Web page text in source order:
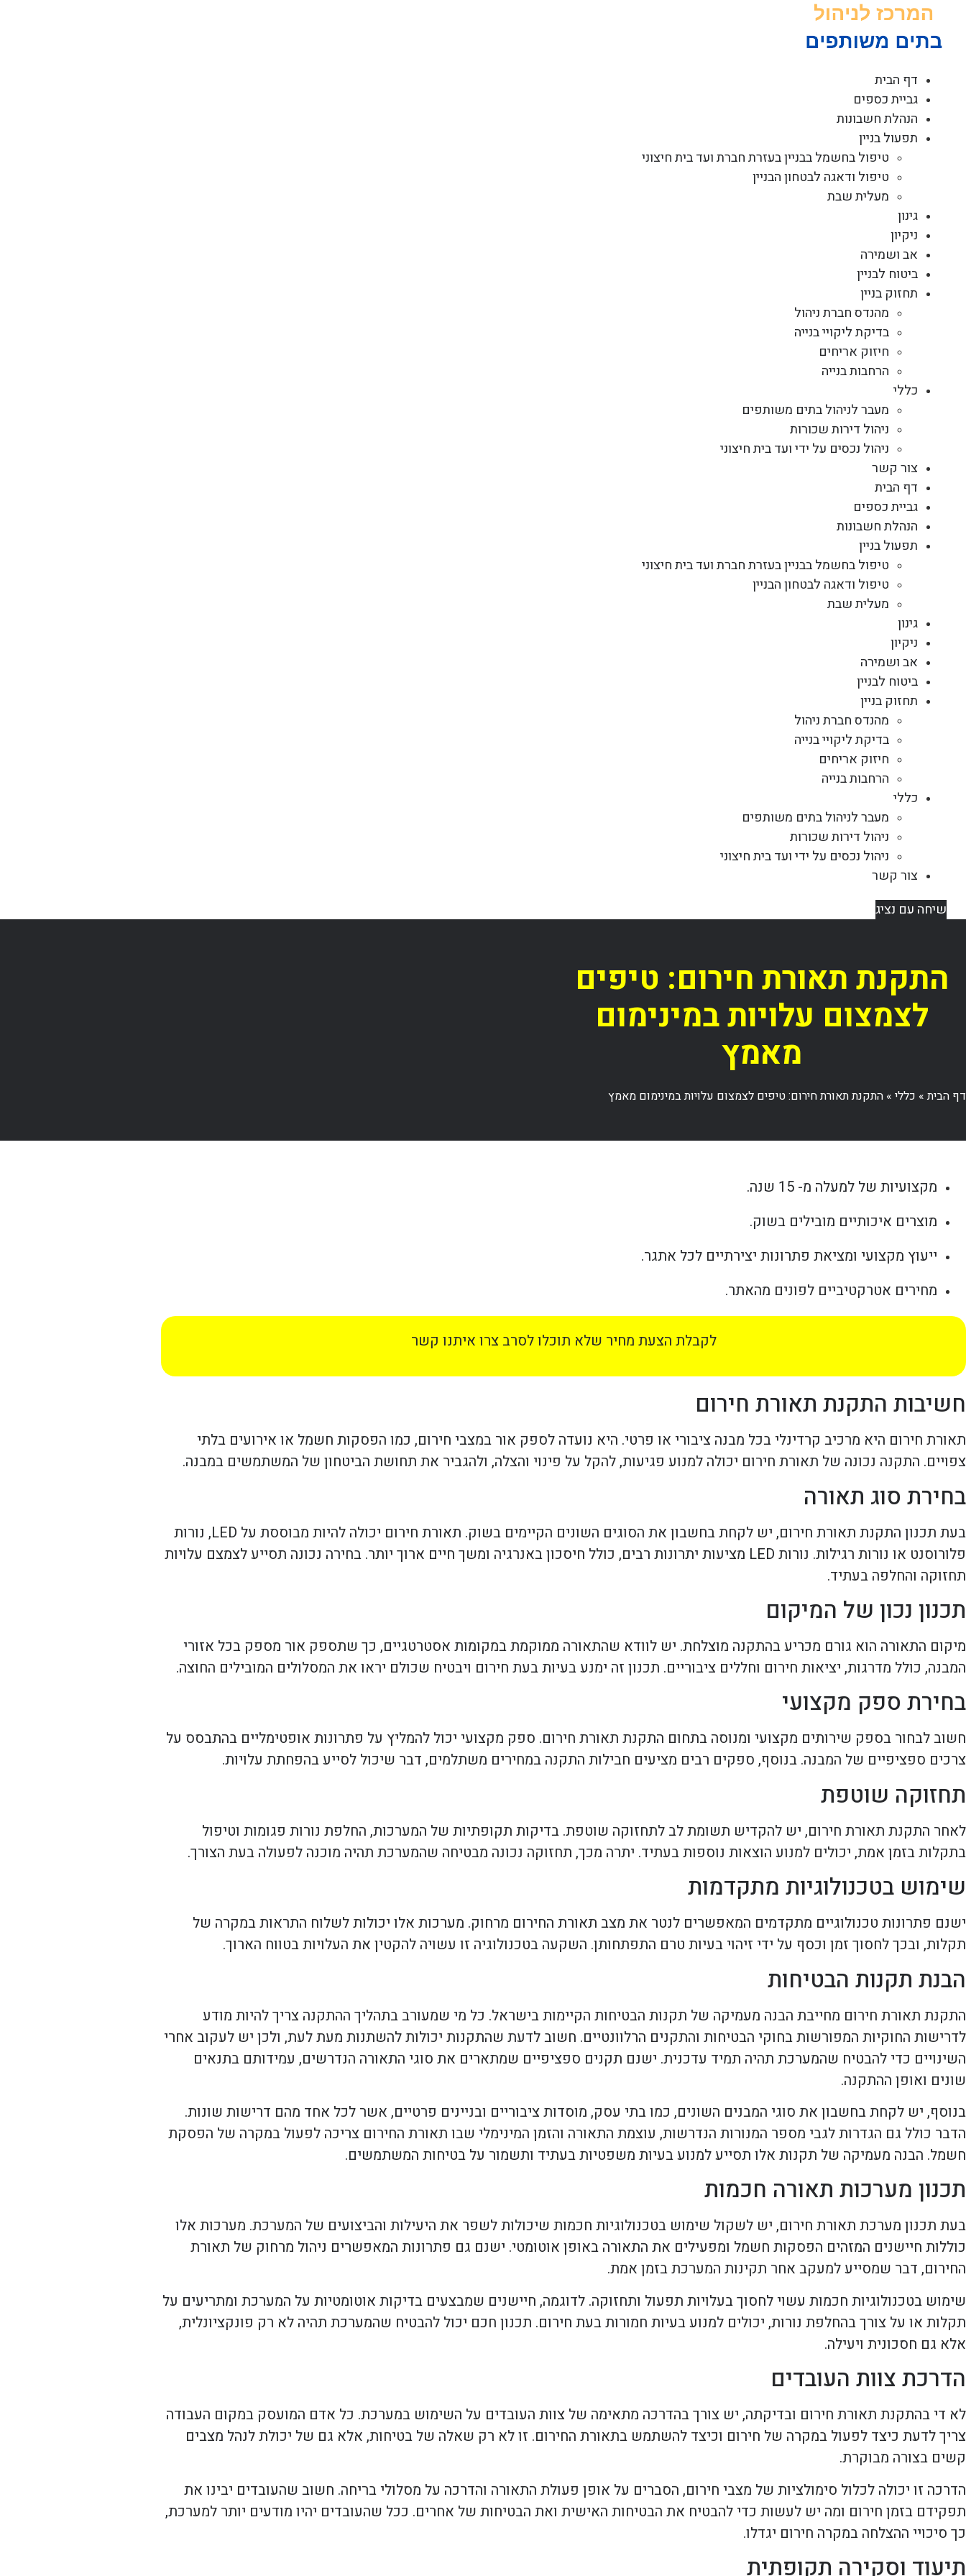
דף הבית
גביית כספים
הנהלת חשבונות
תפעול בניין
טיפול בחשמל בבניין בעזרת חברת ועד בית חיצוני
טיפול ודאגה לבטחון הבניין
מעלית שבת
גינון
ניקיון
אב ושמירה
ביטוח לבניין
תחזוק בניין
מהנדס חברת ניהול
בדיקת ליקויי בנייה
חיזוק אריחים
הרחבות בנייה
כללי
מעבר לניהול בתים משותפים
ניהול דירות שכורות
ניהול נכסים על ידי ועד בית חיצוני
צור קשר
דף הבית
גביית כספים
הנהלת חשבונות
תפעול בניין
טיפול בחשמל בבניין בעזרת חברת ועד בית חיצוני
טיפול ודאגה לבטחון הבניין
מעלית שבת
גינון
ניקיון
אב ושמירה
ביטוח לבניין
תחזוק בניין
מהנדס חברת ניהול
בדיקת ליקויי בנייה
חיזוק אריחים
הרחבות בנייה
כללי
מעבר לניהול בתים משותפים
ניהול דירות שכורות
ניהול נכסים על ידי ועד בית חיצוני
צור קשר
שיחה עם נציג
התקנת תאורת חירום: טיפים
לצמצום עלויות במינימום
מאמץ
דף הבית» כללי » התקנת תאורת חירום: טיפים לצמצום עלויות במינימום מאמץ
מקצועיות של למעלה מ- 15 שנה.
מוצרים איכותיים מובילים בשוק.
ייעוץ מקצועי ומציאת פתרונות יצירתיים לכל אתגר.
מחירים אטרקטיביים לפונים מהאתר.
לקבלת הצעת מחיר שלא תוכלו לסרב צרו איתנו קשר
חשיבות התקנת תאורת חירום
תאורת חירום היא מרכיב קרדינלי בכל מבנה ציבורי או פרטי. היא נועדה לספק אור במצבי חירום, כמו הפסקות חשמל או אירועים בלתי
צפויים. התקנה נכונה של תאורת חירום יכולה למנוע פגיעות, להקל על פינוי והצלה, ולהגביר את תחושת הביטחון של המשתמשים במבנה.
בחירת סוג תאורה
בעת תכנון התקנת תאורת חירום, יש לקחת בחשבון את הסוגים השונים הקיימים בשוק. תאורת חירום יכולה להיות מבוססת על LED, נורות
פלורוסנט או נורות רגילות. נורות LED מציעות יתרונות רבים, כולל חיסכון באנרגיה ומשך חיים ארוך יותר. בחירה נכונה תסייע לצמצם עלויות
תחזוקה והחלפה בעתיד.
תכנון נכון של המיקום
מיקום התאורה הוא גורם מכריע בהתקנה מוצלחת. יש לוודא שהתאורה ממוקמת במקומות אסטרטגיים, כך שתספק אור מספק בכל אזורי
המבנה, כולל מדרגות, יציאות חירום וחללים ציבוריים. תכנון זה ימנע בעיות בעת חירום ויבטיח שכולם יראו את המסלולים המובילים החוצה.
בחירת ספק מקצועי
חשוב לבחור בספק שירותים מקצועי ומנוסה בתחום התקנת תאורת חירום. ספק מקצועי יכול להמליץ על פתרונות אופטימליים בהתבסס על
צרכים ספציפיים של המבנה. בנוסף, ספקים רבים מציעים חבילות התקנה במחירים משתלמים, דבר שיכול לסייע בהפחתת עלויות.
תחזוקה שוטפת
לאחר התקנת תאורת חירום, יש להקדיש תשומת לב לתחזוקה שוטפת. בדיקות תקופתיות של המערכות, החלפת נורות פגומות וטיפול
בתקלות בזמן אמת, יכולים למנוע הוצאות נוספות בעתיד. יתרה מכך, תחזוקה נכונה מבטיחה שהמערכת תהיה מוכנה לפעולה בעת הצורך.
שימוש בטכנולוגיות מתקדמות
ישנם פתרונות טכנולוגיים מתקדמים המאפשרים לנטר את מצב תאורת החירום מרחוק. מערכות אלו יכולות לשלוח התראות במקרה של
תקלות, ובכך לחסוך זמן וכסף על ידי זיהוי בעיות טרם התפתחותן. השקעה בטכנולוגיה זו עשויה להקטין את העלויות בטווח הארוך.
הבנת תקנות הבטיחות
התקנת תאורת חירום מחייבת הבנה מעמיקה של תקנות הבטיחות הקיימות בישראל. כל מי שמעורב בתהליך ההתקנה צריך להיות מודע
לדרישות החוקיות המפורשות בחוקי הבטיחות והתקנים הרלוונטיים. חשוב לדעת שהתקנות יכולות להשתנות מעת לעת, ולכן יש לעקוב אחרי
השינויים כדי להבטיח שהמערכת תהיה תמיד עדכנית. ישנם תקנים ספציפיים שמתארים את סוגי התאורה הנדרשים, עמידותם בתנאים
שונים ואופן ההתקנה.
בנוסף, יש לקחת בחשבון את סוגי המבנים השונים, כמו בתי עסק, מוסדות ציבוריים ובניינים פרטיים, אשר לכל אחד מהם דרישות שונות.
הדבר כולל גם הגדרות לגבי מספר המנורות הנדרשות, עוצמת התאורה והזמן המינימלי שבו תאורת החירום צריכה לפעול במקרה של הפסקת
חשמל. הבנה מעמיקה של תקנות אלו תסייע למנוע בעיות משפטיות בעתיד ותשמור על בטיחות המשתמשים.
תכנון מערכות תאורה חכמות
בעת תכנון מערכת תאורת חירום, יש לשקול שימוש בטכנולוגיות חכמות שיכולות לשפר את היעילות והביצועים של המערכת. מערכות אלו
כוללות חיישנים המזהים הפסקות חשמל ומפעילים את התאורה באופן אוטומטי. ישנם גם פתרונות המאפשרים ניהול מרחוק של תאורת
החירום, דבר שמסייע למעקב אחר תקינות המערכת בזמן אמת.
שימוש בטכנולוגיות חכמות עשוי לחסוך בעלויות תפעול ותחזוקה. לדוגמה, חיישנים שמבצעים בדיקות אוטומטיות על המערכת ומתריעים על
תקלות או על צורך בהחלפת נורות, יכולים למנוע בעיות חמורות בעת חירום. תכנון חכם יכול להבטיח שהמערכת תהיה לא רק פונקציונלית,
אלא גם חסכונית ויעילה.
הדרכת צוות העובדים
לא די בהתקנת תאורת חירום ובדיקתה, יש צורך בהדרכה מתאימה של צוות העובדים על השימוש במערכת. כל אדם המועסק במקום העבודה
צריך לדעת כיצד לפעול במקרה של חירום וכיצד להשתמש בתאורת החירום. זו לא רק שאלה של בטיחות, אלא גם של יכולת לנהל מצבים
קשים בצורה מבוקרת.
הדרכה זו יכולה לכלול סימולציות של מצבי חירום, הסברים על אופן פעולת התאורה והדרכה על מסלולי בריחה. חשוב שהעובדים יבינו את
תפקידם בזמן חירום ומה יש לעשות כדי להבטיח את הבטיחות האישית ואת הבטיחות של אחרים. ככל שהעובדים יהיו מודעים יותר למערכת,
כך סיכויי ההצלחה במקרה חירום יגדלו.
תיעוד וסקירה תקופתית